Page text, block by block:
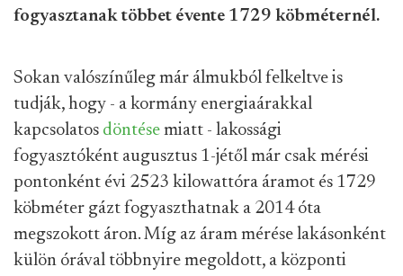
fogyasztanak többet évente 1729 köbméternél.
Sokan valószínűleg már álmukból felkeltve is
tudják, hogy - a kormány energiaárakkal
kapcsolatos döntése miatt - lakossági
fogyasztóként augusztus 1-jétől már csak mérési
pontonként évi 2523 kilowattóra áramot és 1729
köbméter gázt fogyaszthatnak a 2014 óta
megszokott áron. Míg az áram mérése lakásonként
külön órával többnyire megoldott, a központi